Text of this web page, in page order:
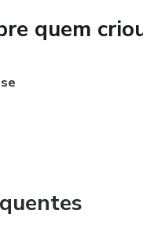
Brasil e como
quem